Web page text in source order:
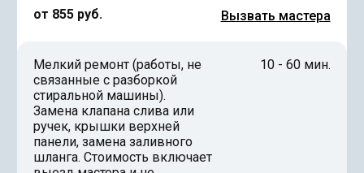
от 855 руб.
Вызвать мастера
Мелкий ремонт (работы, не
связанные с разборкой
стиральной машины).
Замена клапана слива или
ручек, крышки верхней
панели, замена заливного
шланга. Стоимость включает
10 - 60 мин.